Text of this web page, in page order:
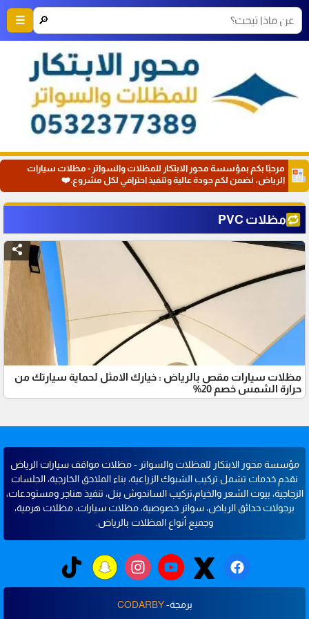
🔎
☰
مرحبًا بكم بمؤسسة محور الابتكار للمظلات والسواتر - مظلات سيارات
الرياض، نضمن لكم جودة عالية وتنفيذ احترافي لكل مشروع.❤️
مظلات PVC
مظلات سيارات مقص بالرياض : خيارك الامثل لحماية سيارتك من
حرارة الشمس خصم 20%
مؤسسة محور الابتكار للمظلات والسواتر - مظلات مواقف سيارات الرياض
نقدم خدمات تشمل تركيب الشبوك الزراعية، بناء الملاحق الخارجية، الجلسات
الزجاجية، بيوت الشعر والخيام،تركيب الساندوش بنل، تنفيذ هناجر ومستودعات،
برجولات حدائق الرياض، سواتر خصوصية، مظلات سيارات، مظلات هرمية،
وجميع أنواع المظلات بالرياض.
برمجة-CODARBY